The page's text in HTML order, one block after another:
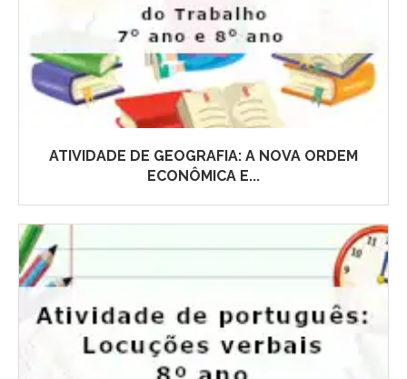
ATIVIDADE DE GEOGRAFIA: A NOVA ORDEM
ECONÔMICA E...